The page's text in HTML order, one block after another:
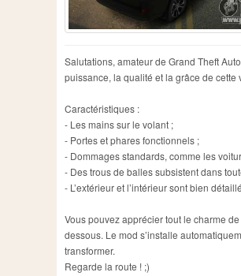
Salutations, amateur de Grand Theft
puissance, la qualité et la grâce de cette
Caractéristiques :
- Les mains sur le volant ;
- Portes et phares fonctionnels ;
- Dommages standards, comme les
- Des trous de balles subsistent dans
- L’extérieur et l’intérieur sont bien
Vous pouvez apprécier tout le charme
dessous. Le mod s’installe
transformer.
Regarde la route ! ;)